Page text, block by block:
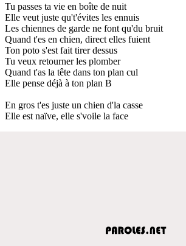
Tu passes ta vie en boîte de nuit
Elle veut juste qu't'évites les ennuis
Les chiennes de garde ne font qu'du bruit
Quand t'es en chien, direct elles fuient
Ton poto s'est fait tirer dessus
Tu veux retourner les plomber
Quand t'as la tête dans ton plan cul
Elle pense déjà à ton plan B
En gros t'es juste un chien d'la casse
Elle est naïve, elle s'voile la face